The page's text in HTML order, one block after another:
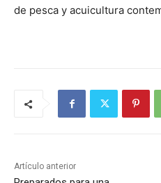
de pesca y acuicultura
Artículo anterior